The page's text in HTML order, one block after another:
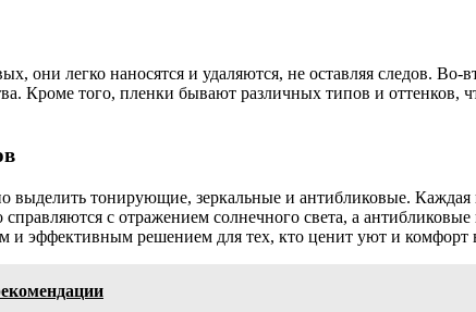
легко наносятся и удаляются, не оставляя следов. Во-
Кроме того, пленки бывают различных типов и оттенков,
тонирующие, зеркальные и антибликовые. Каждая
с отражением солнечного света, а
эффективным решением для тех, кто ценит уют и комфорт